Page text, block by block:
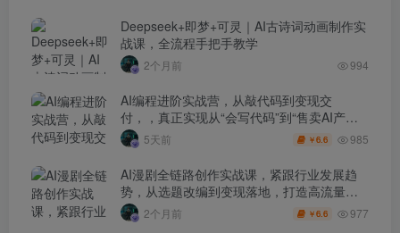
Deepseek+即梦+可灵｜AI古诗词动画制作实
战课，全流程手把手教学
2个月前 994
AI编程进阶实战营，从敲代码到变现交
付，，真正实现从“会写代码”到“售卖AI产品
盈利”的跨越
5天前 ￥6.6 985
AI漫剧全链路创作实战课，紧跟行业发展趋
势，从选题改编到变现落地，打造高流量优
质作品2个月前 ￥6.6 977